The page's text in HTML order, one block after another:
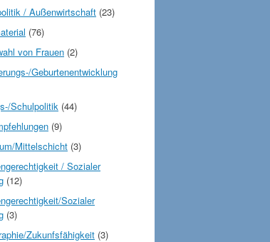
/ Außenwirtschaft (23)
(76)
von Frauen (2)
Geburtenentwicklung
Schulpolitik (44)
(9)
Mittelschicht (3)
/ Sozialer
(12)
Sozialer
(3)
Zukunfsfähigkeit (3)